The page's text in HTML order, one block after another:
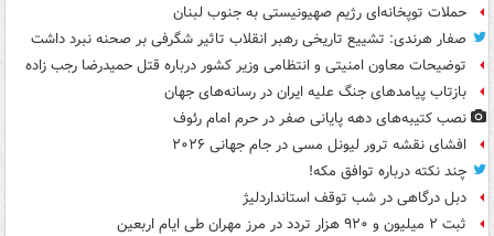
حملات توپخانه‌ای رژیم صهیونیستی به جنوب لبنان
صفار هرندی: تشییع تاریخی رهبر انقلاب تاثیر شگرفی بر صحنه نبرد داشت
توضیحات معاون امنیتی و انتظامی وزیر کشور درباره قتل حمیدرضا رجب زاده
بازتاب پیامدهای جنگ علیه ایران در رسانه‌های جهان
نصب کتیبه‌های دهه پایانی صفر در حرم امام رئوف
افشای نقشه ترور لیونل مسی در جام جهانی ۲۰۲۶
چند نکته درباره توافق مکه!
دبل درگاهی در شب توقف استانداردلیژ
ثبت ۲ میلیون و ۹۲۰ هزار تردد در مرز مهران طی ایام اربعین